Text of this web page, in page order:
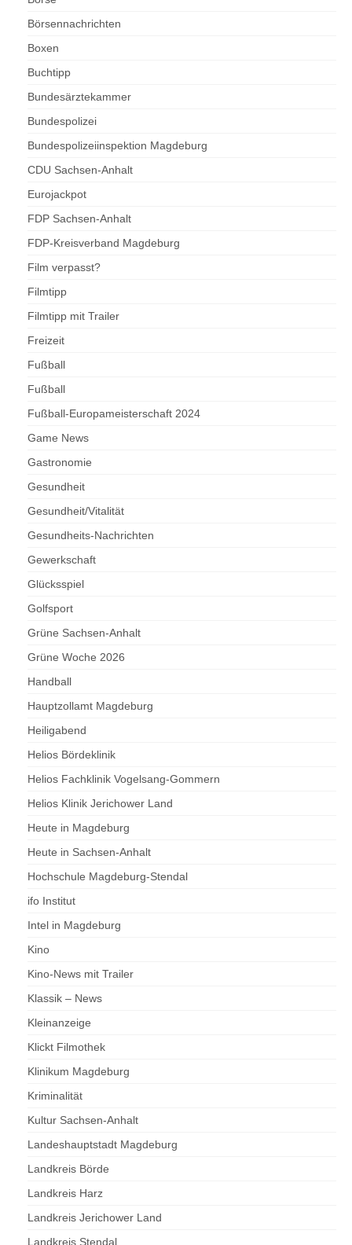
Börsennachrichten
Boxen
Buchtipp
Bundesärztekammer
Bundespolizei
Bundespolizeiinspektion Magdeburg
CDU Sachsen-Anhalt
Eurojackpot
FDP Sachsen-Anhalt
FDP-Kreisverband Magdeburg
Film verpasst?
Filmtipp
Filmtipp mit Trailer
Freizeit
Fußball
Fußball
Fußball-Europameisterschaft 2024
Game News
Gastronomie
Gesundheit
Gesundheit/Vitalität
Gesundheits-Nachrichten
Gewerkschaft
Glücksspiel
Golfsport
Grüne Sachsen-Anhalt
Grüne Woche 2026
Handball
Hauptzollamt Magdeburg
Heiligabend
Helios Bördeklinik
Helios Fachklinik Vogelsang-Gommern
Helios Klinik Jerichower Land
Heute in Magdeburg
Heute in Sachsen-Anhalt
Hochschule Magdeburg-Stendal
ifo Institut
Intel in Magdeburg
Kino
Kino-News mit Trailer
Klassik – News
Kleinanzeige
Klickt Filmothek
Klinikum Magdeburg
Kriminalität
Kultur Sachsen-Anhalt
Landeshauptstadt Magdeburg
Landkreis Börde
Landkreis Harz
Landkreis Jerichower Land
Landkreis Stendal